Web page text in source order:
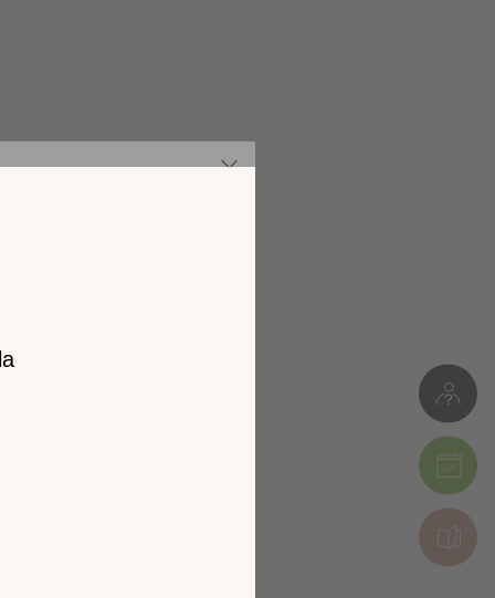
en découvrant
l’écran de votre